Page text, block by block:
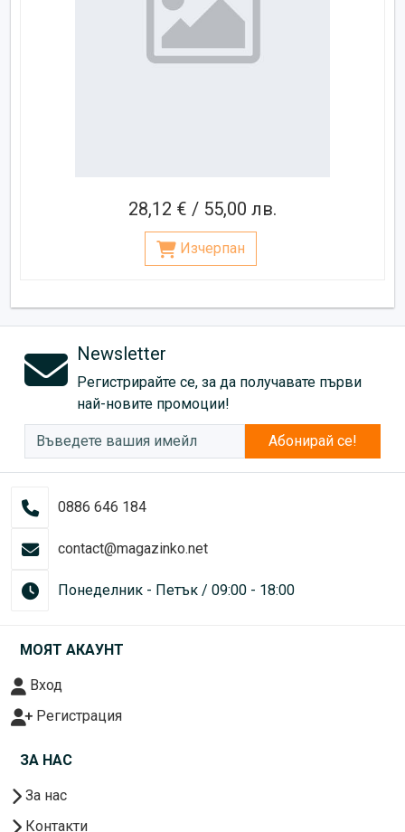
28,12 € / 55,00 лв.
Изчерпан
Newsletter
Регистрирайте се, за да получавате първи
най-новите промоции!
Абонирай се!
0886 646 184
contact@magazinko.net
Понеделник - Петък / 09:00 - 18:00
МОЯТ АКАУНТ
Вход
Регистрация
ЗА НАС
За нас
Контакти